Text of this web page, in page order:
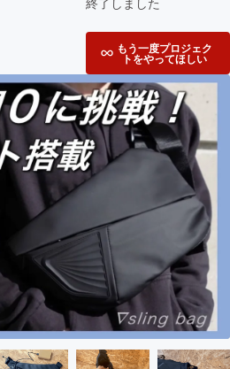
もう一度プロジェク
トをやってほしい